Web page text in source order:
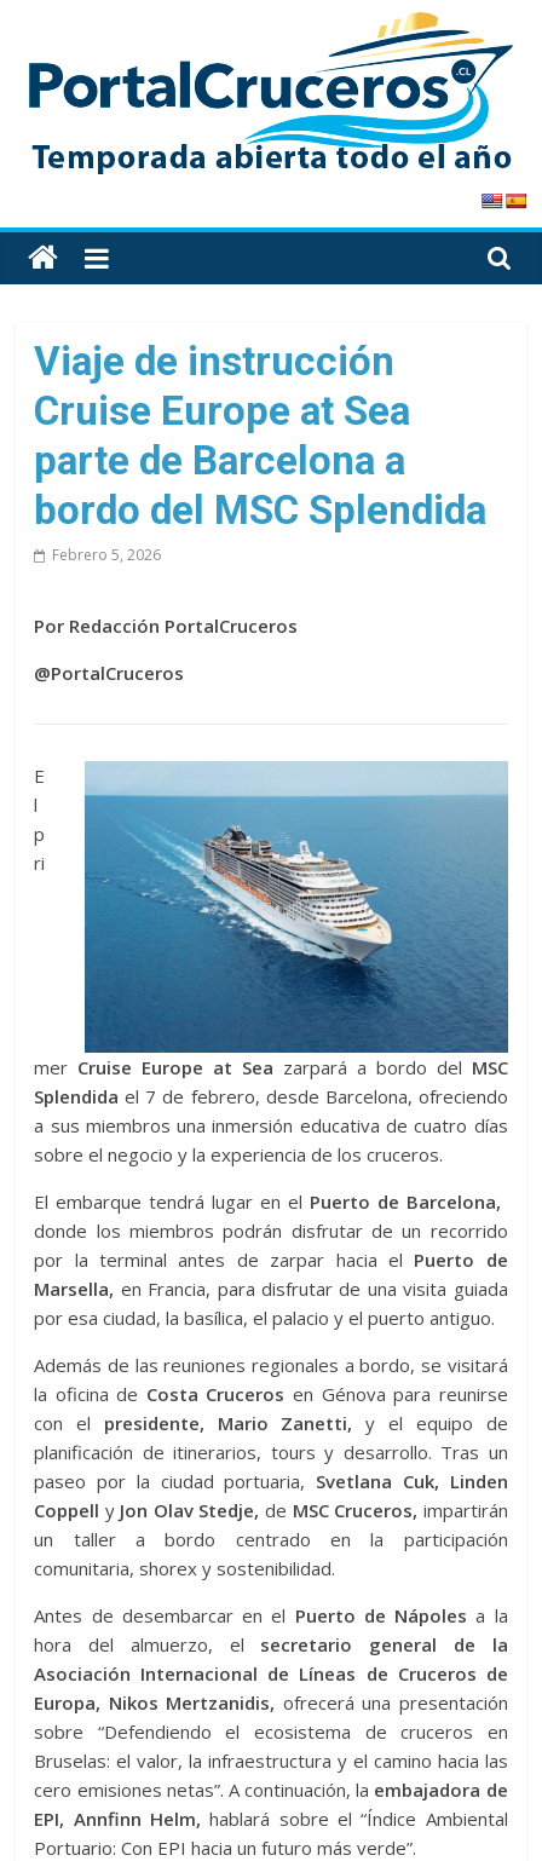
content
PortalCruceros
Toda
la
de
cruceros
en
solo
sitio
Viaje de instrucción
Cruise Europe at Sea
parte de Barcelona a
bordo del MSC Splendida
Febrero 5, 2026
Por Redacción PortalCruceros
@PortalCruceros
E
l
p
ri
mer Cruise Europe at Sea zarpará a bordo del MSC
Splendida el 7 de febrero, desde Barcelona, ofreciendo
a sus miembros una inmersión educativa de cuatro días
sobre el negocio y la experiencia de los cruceros.
El embarque tendrá lugar en el Puerto de Barcelona,
donde los miembros podrán disfrutar de un recorrido
por la terminal antes de zarpar hacia el Puerto de
Marsella, en Francia, para disfrutar de una visita guiada
por esa ciudad, la basílica, el palacio y el puerto antiguo.
Además de las reuniones regionales a bordo, se visitará
la oficina de Costa Cruceros en Génova para reunirse
con el presidente, Mario Zanetti, y el equipo de
planificación de itinerarios, tours y desarrollo. Tras un
paseo por la ciudad portuaria, Svetlana Cuk, Linden
Coppell yJon Olav Stedje, de MSC Cruceros, impartirán
un taller a bordo centrado en la participación
comunitaria, shorex y sostenibilidad.
Antes de desembarcar en el Puerto de Nápoles a la
hora del almuerzo, el secretario general de la
Asociación Internacional de Líneas de Cruceros de
Europa, Nikos Mertzanidis, ofrecerá una presentación
sobre “Defendiendo el ecosistema de cruceros en
Bruselas: el valor, la infraestructura y el camino hacia las
cero emisiones netas”. A continuación, la embajadora de
EPI, Annfinn Helm, hablará sobre el “Índice Ambiental
Portuario: Con EPI hacia un futuro más verde”.